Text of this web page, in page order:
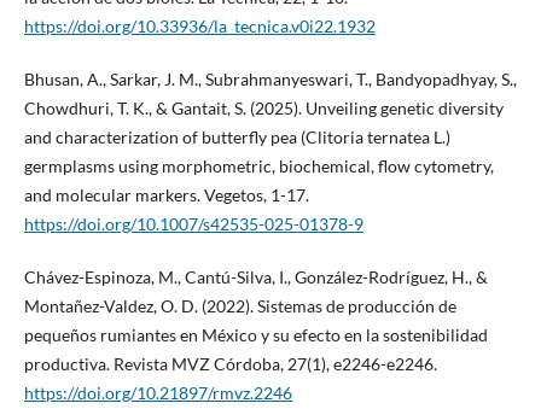
https://doi.org/10.33936/la_tecnica.v0i22.1932
Bhusan, A., Sarkar, J. M., Subrahmanyeswari, T., Bandyopadhyay, S.,
Chowdhuri, T. K., & Gantait, S. (2025). Unveiling genetic diversity
and characterization of butterfly pea (Clitoria ternatea L.)
germplasms using morphometric, biochemical, flow cytometry,
and molecular markers. Vegetos, 1-17.
https://doi.org/10.1007/s42535-025-01378-9
Chávez-Espinoza, M., Cantú-Silva, I., González-Rodríguez, H., &
Montañez-Valdez, O. D. (2022). Sistemas de producción de
pequeños rumiantes en México y su efecto en la sostenibilidad
productiva. Revista MVZ Córdoba, 27(1), e2246-e2246.
https://doi.org/10.21897/rmvz.2246